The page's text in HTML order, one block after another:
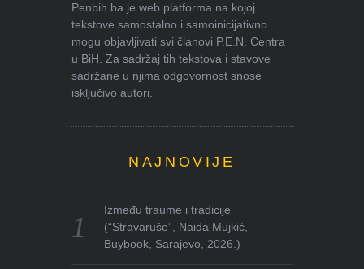
Penbih.ba je web platforma na kojoj
tekstove samostalno i samoinicijativno
mogu objavljivati svi članovi P.E.N. Centra
u BiH. Za sadržaj tih tekstova i stavove
sadržane u njima odgovornost snose
isključivo autori.
NAJNOVIJE
Između traume i tradicije
(“Stravaruše”, Naida Mujkić,
Buybook, Sarajevo, 2026.)